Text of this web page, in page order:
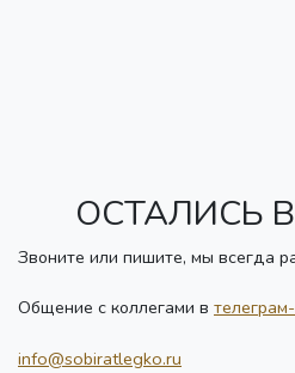
ОСТАЛИСЬ
Звоните или пишите, мы всегда
Общение с коллегами в
info@sobiratlegko.ru